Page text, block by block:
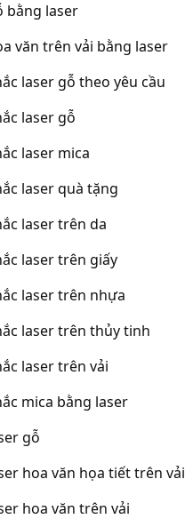
bằng laser
văn trên vải bằng laser
laser gỗ theo yêu cầu
laser gỗ
laser mica
laser quà tặng
laser trên da
laser trên giấy
laser trên nhựa
laser trên thủy tinh
laser trên vải
mica bằng laser
gỗ
hoa văn họa tiết trên vải
hoa văn trên vải